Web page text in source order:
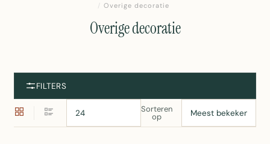
/ Overige decoratie
Overige decoratie
FILTERS
Sorteren
op